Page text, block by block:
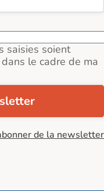
saisies soient
le cadre de ma
de la newsletter